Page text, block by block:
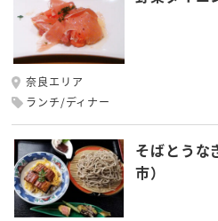
奈良エリア
ランチ/ディナー
そばとう
市）